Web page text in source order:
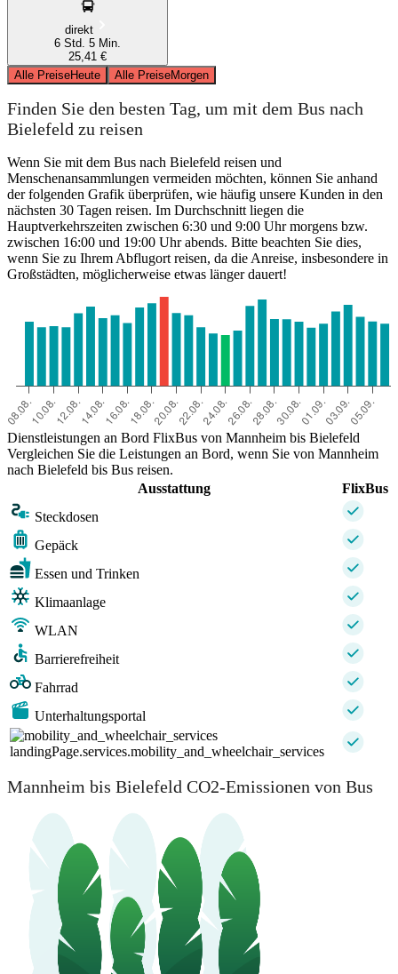
direkt
6 Std. 5 Min.
25,41 €
Alle PreiseHeute Alle PreiseMorgen
Finden Sie den besten Tag, um mit dem Bus nach
Bielefeld zu reisen
Wenn Sie mit dem Bus nach Bielefeld reisen und
Menschenansammlungen vermeiden möchten, können Sie anhand
der folgenden Grafik überprüfen, wie häufig unsere Kunden in den
nächsten 30 Tagen reisen. Im Durchschnitt liegen die
Hauptverkehrszeiten zwischen 6:30 und 9:00 Uhr morgens bzw.
zwischen 16:00 und 19:00 Uhr abends. Bitte beachten Sie dies,
wenn Sie zu Ihrem Abflugort reisen, da die Anreise, insbesondere in
Großstädten, möglicherweise etwas länger dauert!
Dienstleistungen an Bord FlixBus von Mannheim bis Bielefeld
Vergleichen Sie die Leistungen an Bord, wenn Sie von Mannheim
nach Bielefeld bis Bus reisen.
Ausstattung
FlixBus
Steckdosen
Gepäck
Essen und Trinken
Klimaanlage
WLAN
Barrierefreiheit
Fahrrad
Unterhaltungsportal
landingPage.services.mobility_and_wheelchair_services
Mannheim bis Bielefeld CO2-Emissionen von Bus